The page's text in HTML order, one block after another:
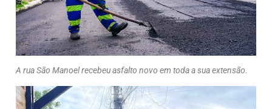
A rua São Manoel recebeu asfalto novo em toda a sua extensão.